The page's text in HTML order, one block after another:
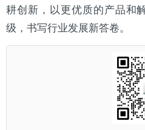
耕创新，以更优质的产品和
级，书写行业发展新答卷。